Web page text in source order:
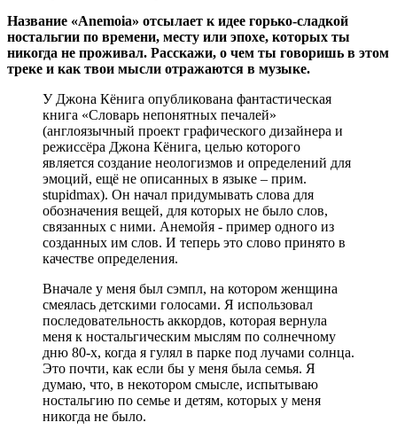
Название «Anemoia» отсылает к идее горько-сладкой
ностальгии по времени, месту или эпохе, которых ты
никогда не проживал. Расскажи, о чем ты говоришь в этом
треке и как твои мысли отражаются в музыке.
У Джона Кёнига опубликована фантастическая
книга «Словарь непонятных печалей»
(англоязычный проект графического дизайнера и
режиссёра Джона Кёнига, целью которого
является создание неологизмов и определений для
эмоций, ещё не описанных в языке – прим.
stupidmax). Он начал придумывать слова для
обозначения вещей, для которых не было слов,
связанных с ними. Анемойя - пример одного из
созданных им слов. И теперь это слово принято в
качестве определения.
Вначале у меня был сэмпл, на котором женщина
смеялась детскими голосами. Я использовал
последовательность аккордов, которая вернула
меня к ностальгическим мыслям по солнечному
дню 80-х, когда я гулял в парке под лучами солнца.
Это почти, как если бы у меня была семья. Я
думаю, что, в некотором смысле, испытываю
ностальгию по семье и детям, которых у меня
никогда не было.